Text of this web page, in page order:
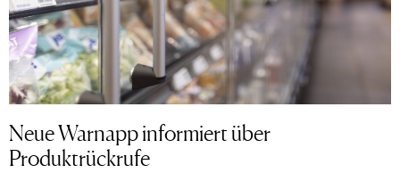
Neue Warnapp informiert über
Produktrückrufe